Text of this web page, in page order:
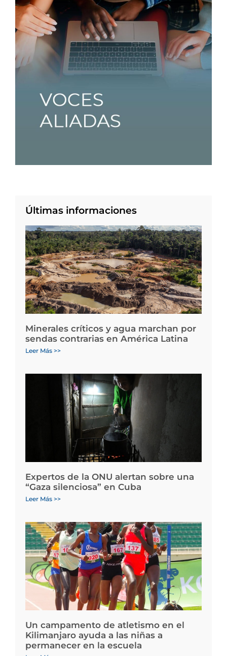
Últimas informaciones
Minerales críticos y agua marchan por
sendas contrarias en América Latina
Leer Más >>
Expertos de la ONU alertan sobre una
“Gaza silenciosa” en Cuba
Leer Más >>
Un campamento de atletismo en el
Kilimanjaro ayuda a las niñas a
permanecer en la escuela